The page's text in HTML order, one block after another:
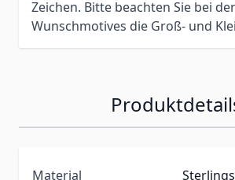
Zeichen. Bitte beachten Sie bei
Wunschmotives die Groß- und
Material